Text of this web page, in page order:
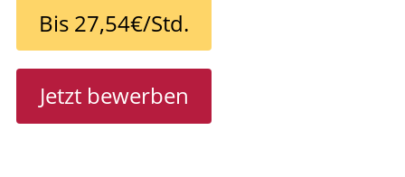
Bis 27,54€/Std.
Jetzt bewerben